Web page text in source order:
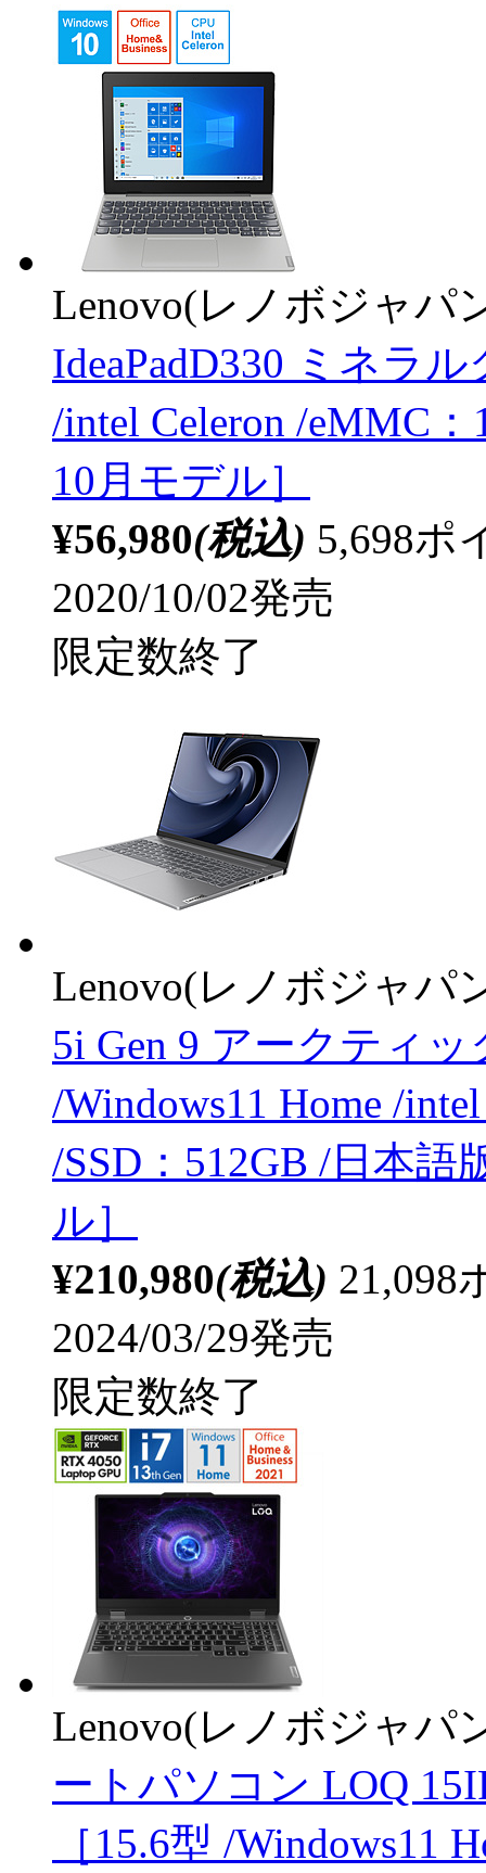
Lenovo(レノボジャパ
IdeaPadD330 ミネラ
/intel Celeron /eMMC
10月モデル］
¥56,980(税込) 5,698ポ
2020/10/02発売
限定数終了
Lenovo(レノボジャパ
5i Gen 9 アークティッ
/Windows11 Home /
/SSD：512GB /日本語
ル］
¥210,980(税込) 21,098
2024/03/29発売
限定数終了
Lenovo(レノボジャパ
ートパソコン LOQ
［15.6型 /Windows11